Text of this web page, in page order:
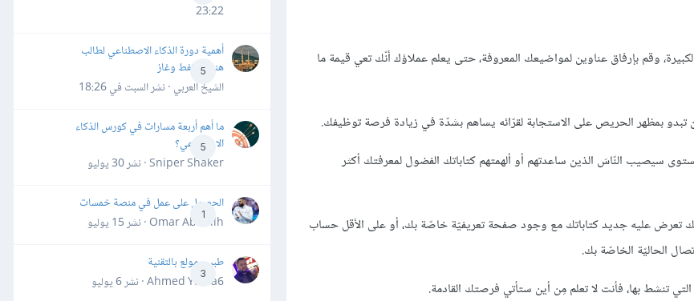
وقم بإرفاق عناوين لمواضيعك المعروفة، حتى يعلم عملاؤك أنّك تعي قيمة ما
تبدو بمظهر الحريص على الاستجابة لقرّائه يساهم بشدّة في زيادة فرصة توظيفك.
سيصيب النّاسَ الذين ساعدتهم أو ألهمتهم كتاباتك الفضول لمعرفتك أكثر
تعرض عليه جديد كتاباتك مع وجود صفحة تعريفيّة خاصّة بك، أو على الأقل حساب
الحاليّة الخاصّة بك.
تنشط بها، فأنت لا تعلم مِن أين ستأتي فرصتك القادمة.
23:22
5
أهمية دورة الذكاء الاصطناعي لطالب
هندسة نفط وغاز
الشيخ العربي · نشرالسبت في 18:26
5
ما أهم أربعة مسارات في كورس الذكاء
الاصطناعي؟
Sniper Shaker · نشر
30 يوليو
1
الحصول على عمل في منصة خمسات
Omar Abdallh · نشر
15 يوليو
3
طبيب مولع بالتقنية
Ahmed Yahia6 · نشر
6 يوليو